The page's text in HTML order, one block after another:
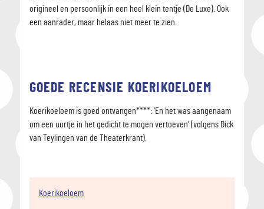
origineel en persoonlijk in een heel klein tentje (De Luxe). Ook
een aanrader, maar helaas niet meer te zien.
GOEDE RECENSIE KOERIKOELOEM
Koerikoeloem is goed ontvangen****: ‘En het was aangenaam
om een uurtje in het gedicht te mogen vertoeven’ (volgens Dick
van Teylingen van de Theaterkrant).
Koerikoeloem